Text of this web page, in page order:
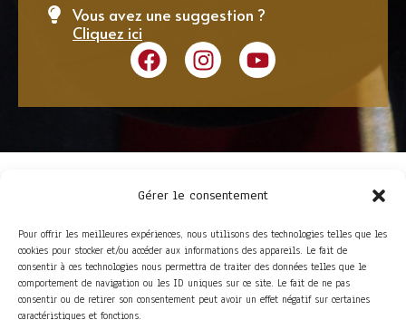
Gérer le consentement
Pour offrir les meilleures expériences, nous utilisons des technologies telles que les
cookies pour stocker et/ou accéder aux informations des appareils. Le fait de
consentir à ces technologies nous permettra de traiter des données telles que le
comportement de navigation ou les ID uniques sur ce site. Le fait de ne pas
consentir ou de retirer son consentement peut avoir un effet négatif sur certaines
caractéristiques et fonctions.
Vous avez une suggestion ?
Cliquez ici
ACCÈS RAPIDE